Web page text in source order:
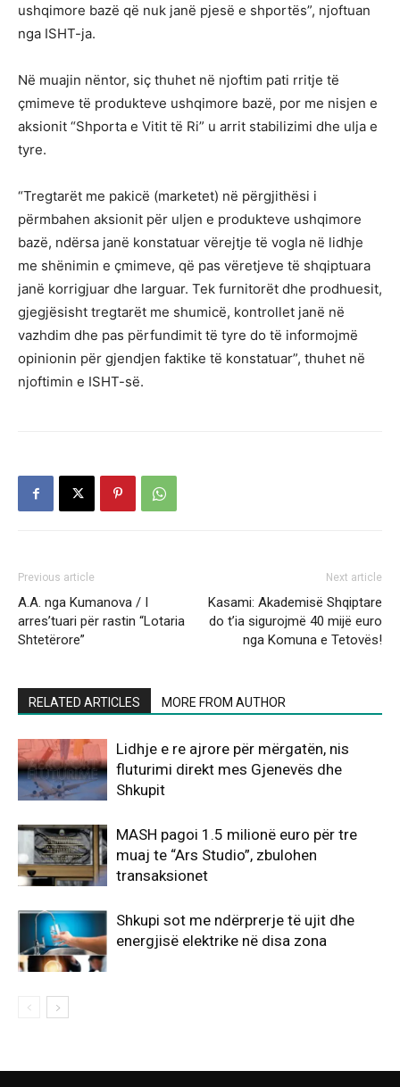
ushqimore bazë që nuk janë pjesë e shportës”, njoftuan
nga ISHT-ja.
Në muajin nëntor, siç thuhet në njoftim pati rritje të
çmimeve të produkteve ushqimore bazë, por me nisjen e
aksionit “Shporta e Vitit të Ri” u arrit stabilizimi dhe ulja e
tyre.
“Tregtarët me pakicë (marketet) në përgjithësi i
përmbahen aksionit për uljen e produkteve ushqimore
bazë, ndërsa janë konstatuar vërejtje të vogla në lidhje
me shënimin e çmimeve, që pas vëretjeve të shqiptuara
janë korrigjuar dhe larguar. Tek furnitorët dhe prodhuesit,
gjegjësisht tregtarët me shumicë, kontrollet janë në
vazhdim dhe pas përfundimit të tyre do të informojmë
opinionin për gjendjen faktike të konstatuar”, thuhet në
njoftimin e ISHT-së.
Previous article
A.A. nga Kumanova / I
arres’tuari për rastin “Lotaria
Shtetërore”
Next article
Kasami: Akademisë Shqiptare
do t’ia sigurojmë 40 mijë euro
nga Komuna e Tetovës!
RELATED ARTICLES MORE FROM AUTHOR
Lidhje e re ajrore për mërgatën, nis
fluturimi direkt mes Gjenevës dhe
Shkupit
MASH pagoi 1.5 milionë euro për tre
muaj te “Ars Studio”, zbulohen
transaksionet
Shkupi sot me ndërprerje të ujit dhe
energjisë elektrike në disa zona